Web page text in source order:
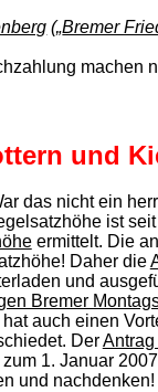
(„Bremer
machen
und
das nicht ein
ist
ermittelt. Die
Daher die
und
Bremer
auch einen
Der
1. Januar
und